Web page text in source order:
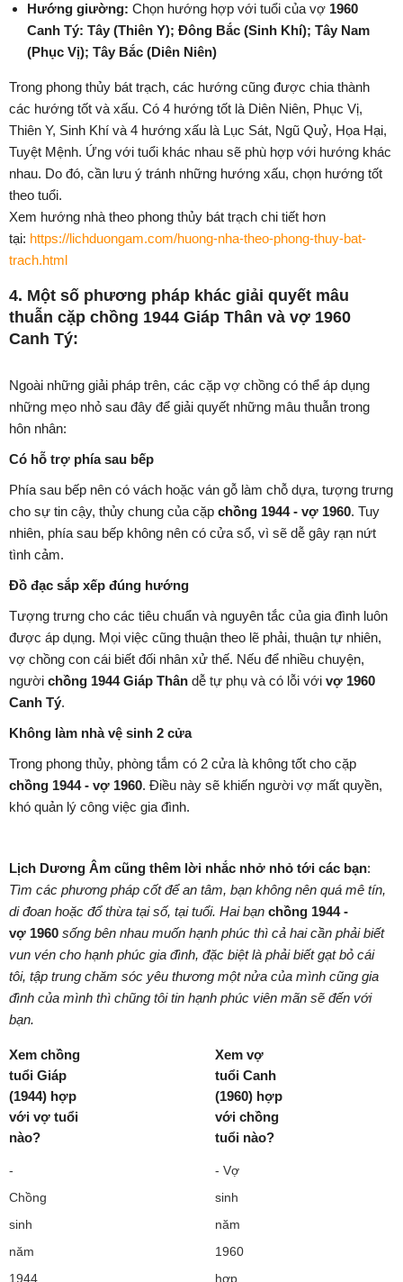
Hướng giường: Chọn hướng hợp với tuổi của vợ 1960
Canh Tý: Tây (Thiên Y); Đông Bắc (Sinh Khí); Tây Nam
(Phục Vị); Tây Bắc (Diên Niên)
Trong phong thủy bát trạch, các hướng cũng được chia thành
các hướng tốt và xấu. Có 4 hướng tốt là Diên Niên, Phục Vị,
Thiên Y, Sinh Khí và 4 hướng xấu là Lục Sát, Ngũ Quỷ, Họa Hại,
Tuyệt Mệnh. Ứng với tuổi khác nhau sẽ phù hợp với hướng khác
nhau. Do đó, cần lưu ý tránh những hướng xấu, chọn hướng tốt
theo tuổi.
Xem hướng nhà theo phong thủy bát trạch chi tiết hơn
tại: https://lichduongam.com/huong-nha-theo-phong-thuy-bat-
trach.html
4. Một số phương pháp khác giải quyết mâu
thuẫn cặp chồng 1944 Giáp Thân và vợ 1960
Canh Tý:
Ngoài những giải pháp trên, các cặp vợ chồng có thể áp dụng
những mẹo nhỏ sau đây để giải quyết những mâu thuẫn trong
hôn nhân:
Có hỗ trợ phía sau bếp
Phía sau bếp nên có vách hoặc ván gỗ làm chỗ dựa, tượng trưng
cho sự tin cậy, thủy chung của cặp chồng 1944 - vợ 1960. Tuy
nhiên, phía sau bếp không nên có cửa sổ, vì sẽ dễ gây rạn nứt
tình cảm.
Đồ đạc sắp xếp đúng hướng
Tượng trưng cho các tiêu chuẩn và nguyên tắc của gia đình luôn
được áp dụng. Mọi việc cũng thuận theo lẽ phải, thuận tự nhiên,
vợ chồng con cái biết đối nhân xử thế. Nếu để nhiều chuyện,
người chồng 1944 Giáp Thân dễ tự phụ và có lỗi với vợ 1960
Canh Tý.
Không làm nhà vệ sinh 2 cửa
Trong phong thủy, phòng tắm có 2 cửa là không tốt cho cặp
chồng 1944 - vợ 1960. Điều này sẽ khiến người vợ mất quyền,
khó quản lý công việc gia đình.
Lịch Dương Âm cũng thêm lời nhắc nhở nhỏ tới các bạn:
Tìm các phương pháp cốt để an tâm, bạn không nên quá mê tín,
di đoan hoặc đổ thừa tại số, tại tuổi. Hai bạn chồng 1944 -
vợ 1960 sống bên nhau muốn hạnh phúc thì cả hai cần phải biết
vun vén cho hạnh phúc gia đình, đặc biệt là phải biết gạt bỏ cái
tôi, tập trung chăm sóc yêu thương một nửa của mình cũng gia
đình của mình thì chũng tôi tin hạnh phúc viên mãn sẽ đến với
bạn.
Xem chồng
tuổi Giáp
(1944) hợp
với vợ tuổi
nào?
-
Chồng
sinh
năm
1944
Xem vợ
tuổi Canh
(1960) hợp
với chồng
tuổi nào?
- Vợ
sinh
năm
1960
hợp